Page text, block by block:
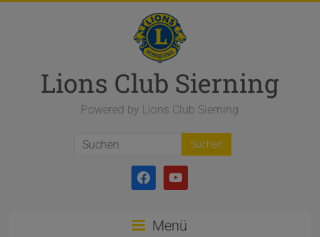
Lions Club Sierning
Powered by Lions Club Sierning
facebookyoutube
Menü